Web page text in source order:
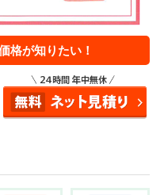
格が知りたい！